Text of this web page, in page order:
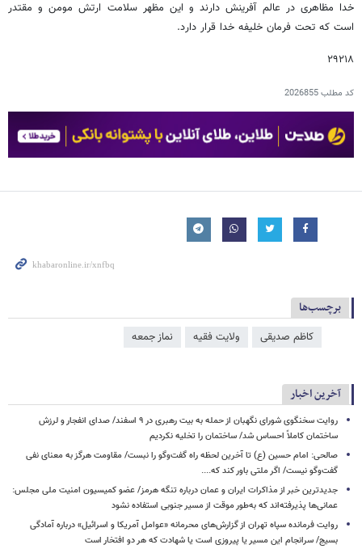
خدا مظاهری در عالم آفرینش دارند و این مظهر سلامت ارتش مومن و مقتدر
است که تحت فرمان خلیفه خدا قرار دارد.
۲۹۲۱۸
کد مطلب2026855
برچسب‌ها
کاظم صدیقی ولایت فقیه نماز جمعه
آخرین اخبار
روایت سخنگوی شورای نگهبان از حمله به بیت رهبری در ۹ اسفند/ صدای انفجار و لرزش
ساختمان کاملاً احساس شد/ ساختمان را تخلیه نکردیم
صالحی: امام حسین (ع) تا آخرین لحظه راه گفت‌وگو را نبست/ مقاومت هرگز به معنای نفی
گفت‌وگو نیست/ اگر ملتی باور کند که....
جدیدترین خبر از مذاکرات ایران و عمان درباره تنگه هرمز/ عضو کمیسیون امنیت ملی مجلس:
عمانی‌ها پذیرفته‌اند که به‌طور موقت از مسیر جنوبی استفاده نشود
روایت فرمانده سپاه تهران از گزارش‌های محرمانه «عوامل آمریکا و اسرائیل» درباره آمادگی
بسیج/ سرانجام این مسیر یا پیروزی است یا شهادت که هر دو افتخار است